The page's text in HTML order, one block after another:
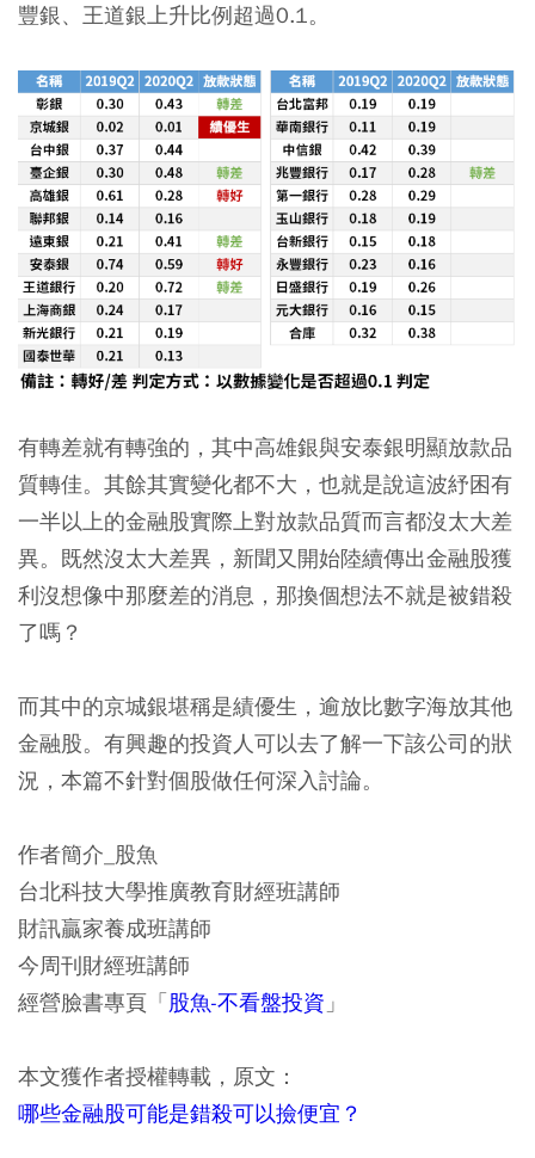
豐銀、王道銀上升比例超過0.1。
有轉差就有轉強的，其中高雄銀與安泰銀明顯放款品
質轉佳。其餘其實變化都不大， 也就是說這波紓困有
一半以上的金融股實際上對放款品質而言都沒太大差
異。 既然沒太大差異，新聞又開始陸續傳出金融股獲
利沒想像中那麼差的消息，那換個想法不就是被錯殺
了嗎？
而其中的京城銀堪稱是績優生，逾放比數字海放其他
金融股。有興趣的投資人可以去了解一下該公司的狀
況，本篇不針對個股做任何深入討論。
作者簡介_股魚
台北科技大學推廣教育財經班講師
財訊贏家養成班講師
今周刊財經班講師
經營臉書專頁「股魚-不看盤投資 」
本文獲作者授權轉載，原文：
哪些金融股可能是錯殺可以撿便宜？